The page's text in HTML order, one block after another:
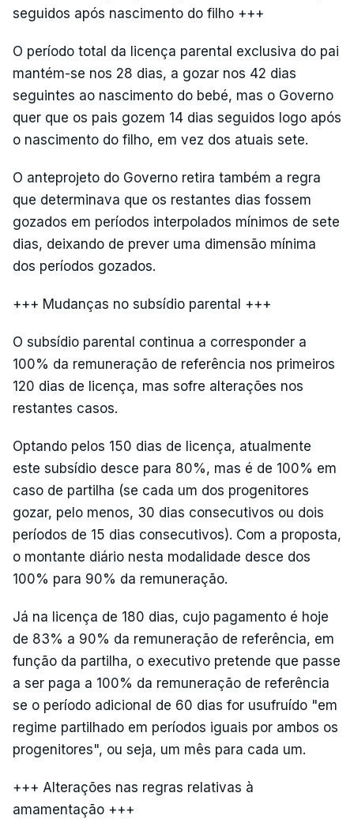
seguidos após nascimento do filho +++
O período total da licença parental exclusiva do pai
mantém-se nos 28 dias, a gozar nos 42 dias
seguintes ao nascimento do bebé, mas o Governo
quer que os pais gozem 14 dias seguidos logo após
o nascimento do filho, em vez dos atuais sete.
O anteprojeto do Governo retira também a regra
que determinava que os restantes dias fossem
gozados em períodos interpolados mínimos de sete
dias, deixando de prever uma dimensão mínima
dos períodos gozados.
+++ Mudanças no subsídio parental +++
O subsídio parental continua a corresponder a
100% da remuneração de referência nos primeiros
120 dias de licença, mas sofre alterações nos
restantes casos.
Optando pelos 150 dias de licença, atualmente
este subsídio desce para 80%, mas é de 100% em
caso de partilha (se cada um dos progenitores
gozar, pelo menos, 30 dias consecutivos ou dois
períodos de 15 dias consecutivos). Com a proposta,
o montante diário nesta modalidade desce dos
100% para 90% da remuneração.
Já na licença de 180 dias, cujo pagamento é hoje
de 83% a 90% da remuneração de referência, em
função da partilha, o executivo pretende que passe
a ser paga a 100% da remuneração de referência
se o período adicional de 60 dias for usufruído "em
regime partilhado em períodos iguais por ambos os
progenitores", ou seja, um mês para cada um.
+++ Alterações nas regras relativas à
amamentação +++